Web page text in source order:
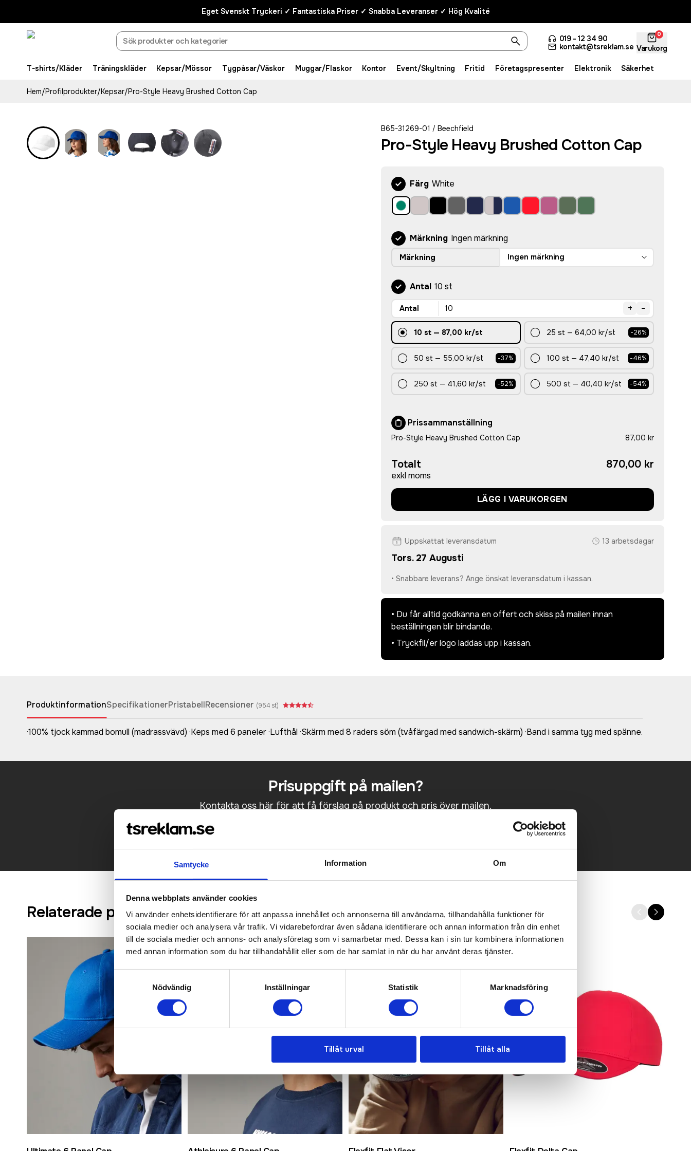
Samtycke Information Om
Denna webbplats använder cookies
Vi använder enhetsidentifierare för att anpassa innehållet och annonserna till användarna, tillhandahålla funktioner för
sociala medier och analysera vår trafik. Vi vidarebefordrar även sådana identifierare och annan information från din enhet
till de sociala medier och annons- och analysföretag som vi samarbetar med. Dessa kan i sin tur kombinera informationen
med annan information som du har tillhandahållit eller som de har samlat in när du har använt deras tjänster.
Nödvändig
Inställningar Statistik Marknadsföring
Tillåt urval Tillåt alla
Eget Svenskt Tryckeri ✓ Fantastiska Priser ✓ Snabba Leveranser ✓ Hög Kvalité
019 - 12 34 90
kontakt@tsreklam.se
0
Varukorg
T-shirts/Kläder Träningskläder Kepsar/Mössor Tygpåsar/Väskor Muggar/Flaskor Kontor Event/Skyltning Fritid Företagspresenter Elektronik Säkerhet
Hem/Profilprodukter/Kepsar/Pro-Style Heavy Brushed Cotton Cap
B65-31269-01 / Beechfield
Pro-Style Heavy Brushed Cotton Cap
Färg White
Märkning Ingen märkning
Märkning Ingen märkning
Antal 10 st
Antal + -
10 st— 87,00 kr/st 25 st —64,00 kr/st -26%
50 st — 55,00 kr/st -37% 100 st — 47,40 kr/st -46%
250 st — 41,60 kr/st -52% 500 st — 40,40 kr/st -54%
Prissammanställning
Pro-Style Heavy Brushed Cotton Cap 87,00 kr
Totalt
exkl moms
870,00 kr
LÄGG I VARUKORGEN
Uppskattat leveransdatum 13 arbetsdagar
Tors. 27 Augusti
• Snabbare leverans? Ange önskat leveransdatum i kassan.
• Du får alltid godkänna en offert och skiss på mailen innan
beställningen blir bindande.
• Tryckfil/er logo laddas upp i kassan.
ProduktinformationSpecifikationerPristabellRecensioner (954 st)
·100% tjock kammad bomull (madrassvävd) ·Keps med 6 paneler ·Lufthål ·Skärm med 8 raders söm (tvåfärgad med sandwich-skärm) ·Band i samma tyg med spänne.
Prisuppgift på mailen?
Kontakta oss här för att få förslag på produkt och pris över mailen.
Relaterade produkter